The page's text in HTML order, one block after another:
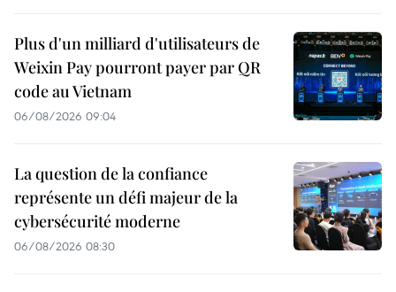
Plus d'un milliard d'utilisateurs de
Weixin Pay pourront payer par QR
code au Vietnam
06/08/2026 09:04
La question de la confiance
représente un défi majeur de la
cybersécurité moderne
06/08/2026 08:30